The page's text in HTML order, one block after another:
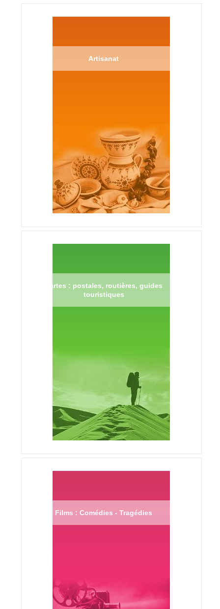
Artisanat
Cartes : postales, routières, guides
touristiques
Films : Comédies - Tragédies